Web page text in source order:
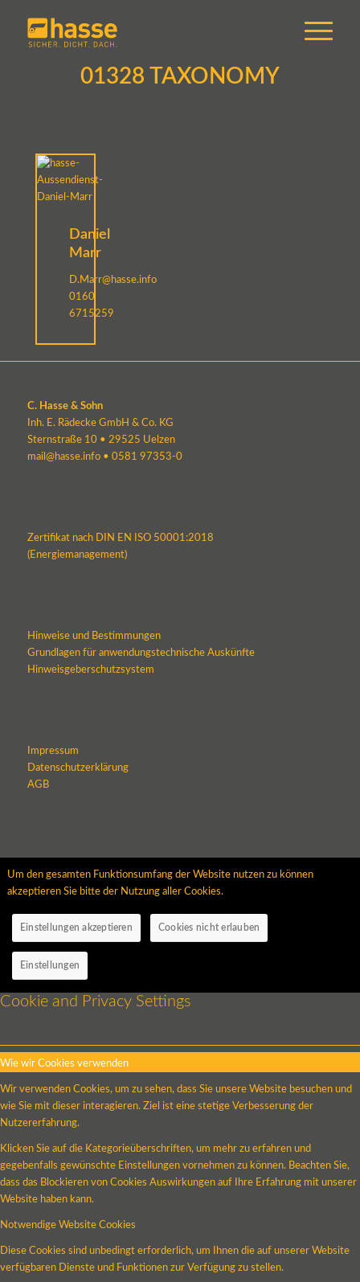
01328 TAXONOMY
Daniel
Marr
D.Marr@hasse.info
0160
6715259
C. Hasse & Sohn
Inh. E. Rädecke GmbH & Co. KG
Sternstraße 10 • 29525 Uelzen
mail@hasse.info• 0581 97353-0
Zertifikat nach DIN EN ISO 50001:2018
(Energiemanagement)
Hinweise und Bestimmungen
Grundlagen für anwendungstechnische Auskünfte
Hinweisgeberschutzsystem
Impressum
Datenschutzerklärung
AGB
Um den gesamten Funktionsumfang der Website nutzen zu können
akzeptieren Sie bitte der Nutzung aller Cookies.
Einstellungen akzeptieren Cookies nicht erlauben
Einstellungen
Cookie and Privacy Settings
Wie wir Cookies verwenden
Wir verwenden Cookies, um zu sehen, dass Sie unsere Website besuchen und
wie Sie mit dieser interagieren. Ziel ist eine stetige Verbesserung der
Nutzererfahrung.
Klicken Sie auf die Kategorieüberschriften, um mehr zu erfahren und
gegebenfalls gewünschte Einstellungen vornehmen zu können. Beachten Sie,
dass das Blockieren von Cookies Auswirkungen auf Ihre Erfahrung mit unserer
Website haben kann.
Notwendige Website Cookies
Diese Cookies sind unbedingt erforderlich, um Ihnen die auf unserer Website
verfügbaren Dienste und Funktionen zur Verfügung zu stellen.